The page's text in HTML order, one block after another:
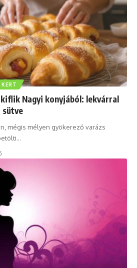
Nagyi konyjából: lekvárral
sütve
mégis mélyen gyökerező varázs
…